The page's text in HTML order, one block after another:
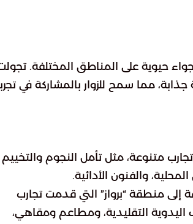
حيوية على المناطق المختلفة.
مما سمح للزوار بالمشاركة في
متنوعة، مثل تأمل النجوم والتخييم
والفنون الأدائية.
إلى منطقة “برواز” التي قدمت تجارب
التقليدية، ومطاعم ومقاهي،